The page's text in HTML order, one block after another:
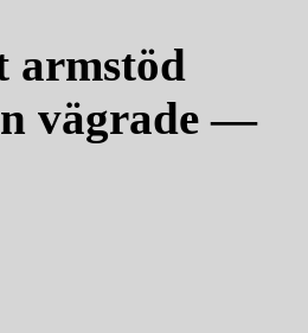
armstöd
vägrade —